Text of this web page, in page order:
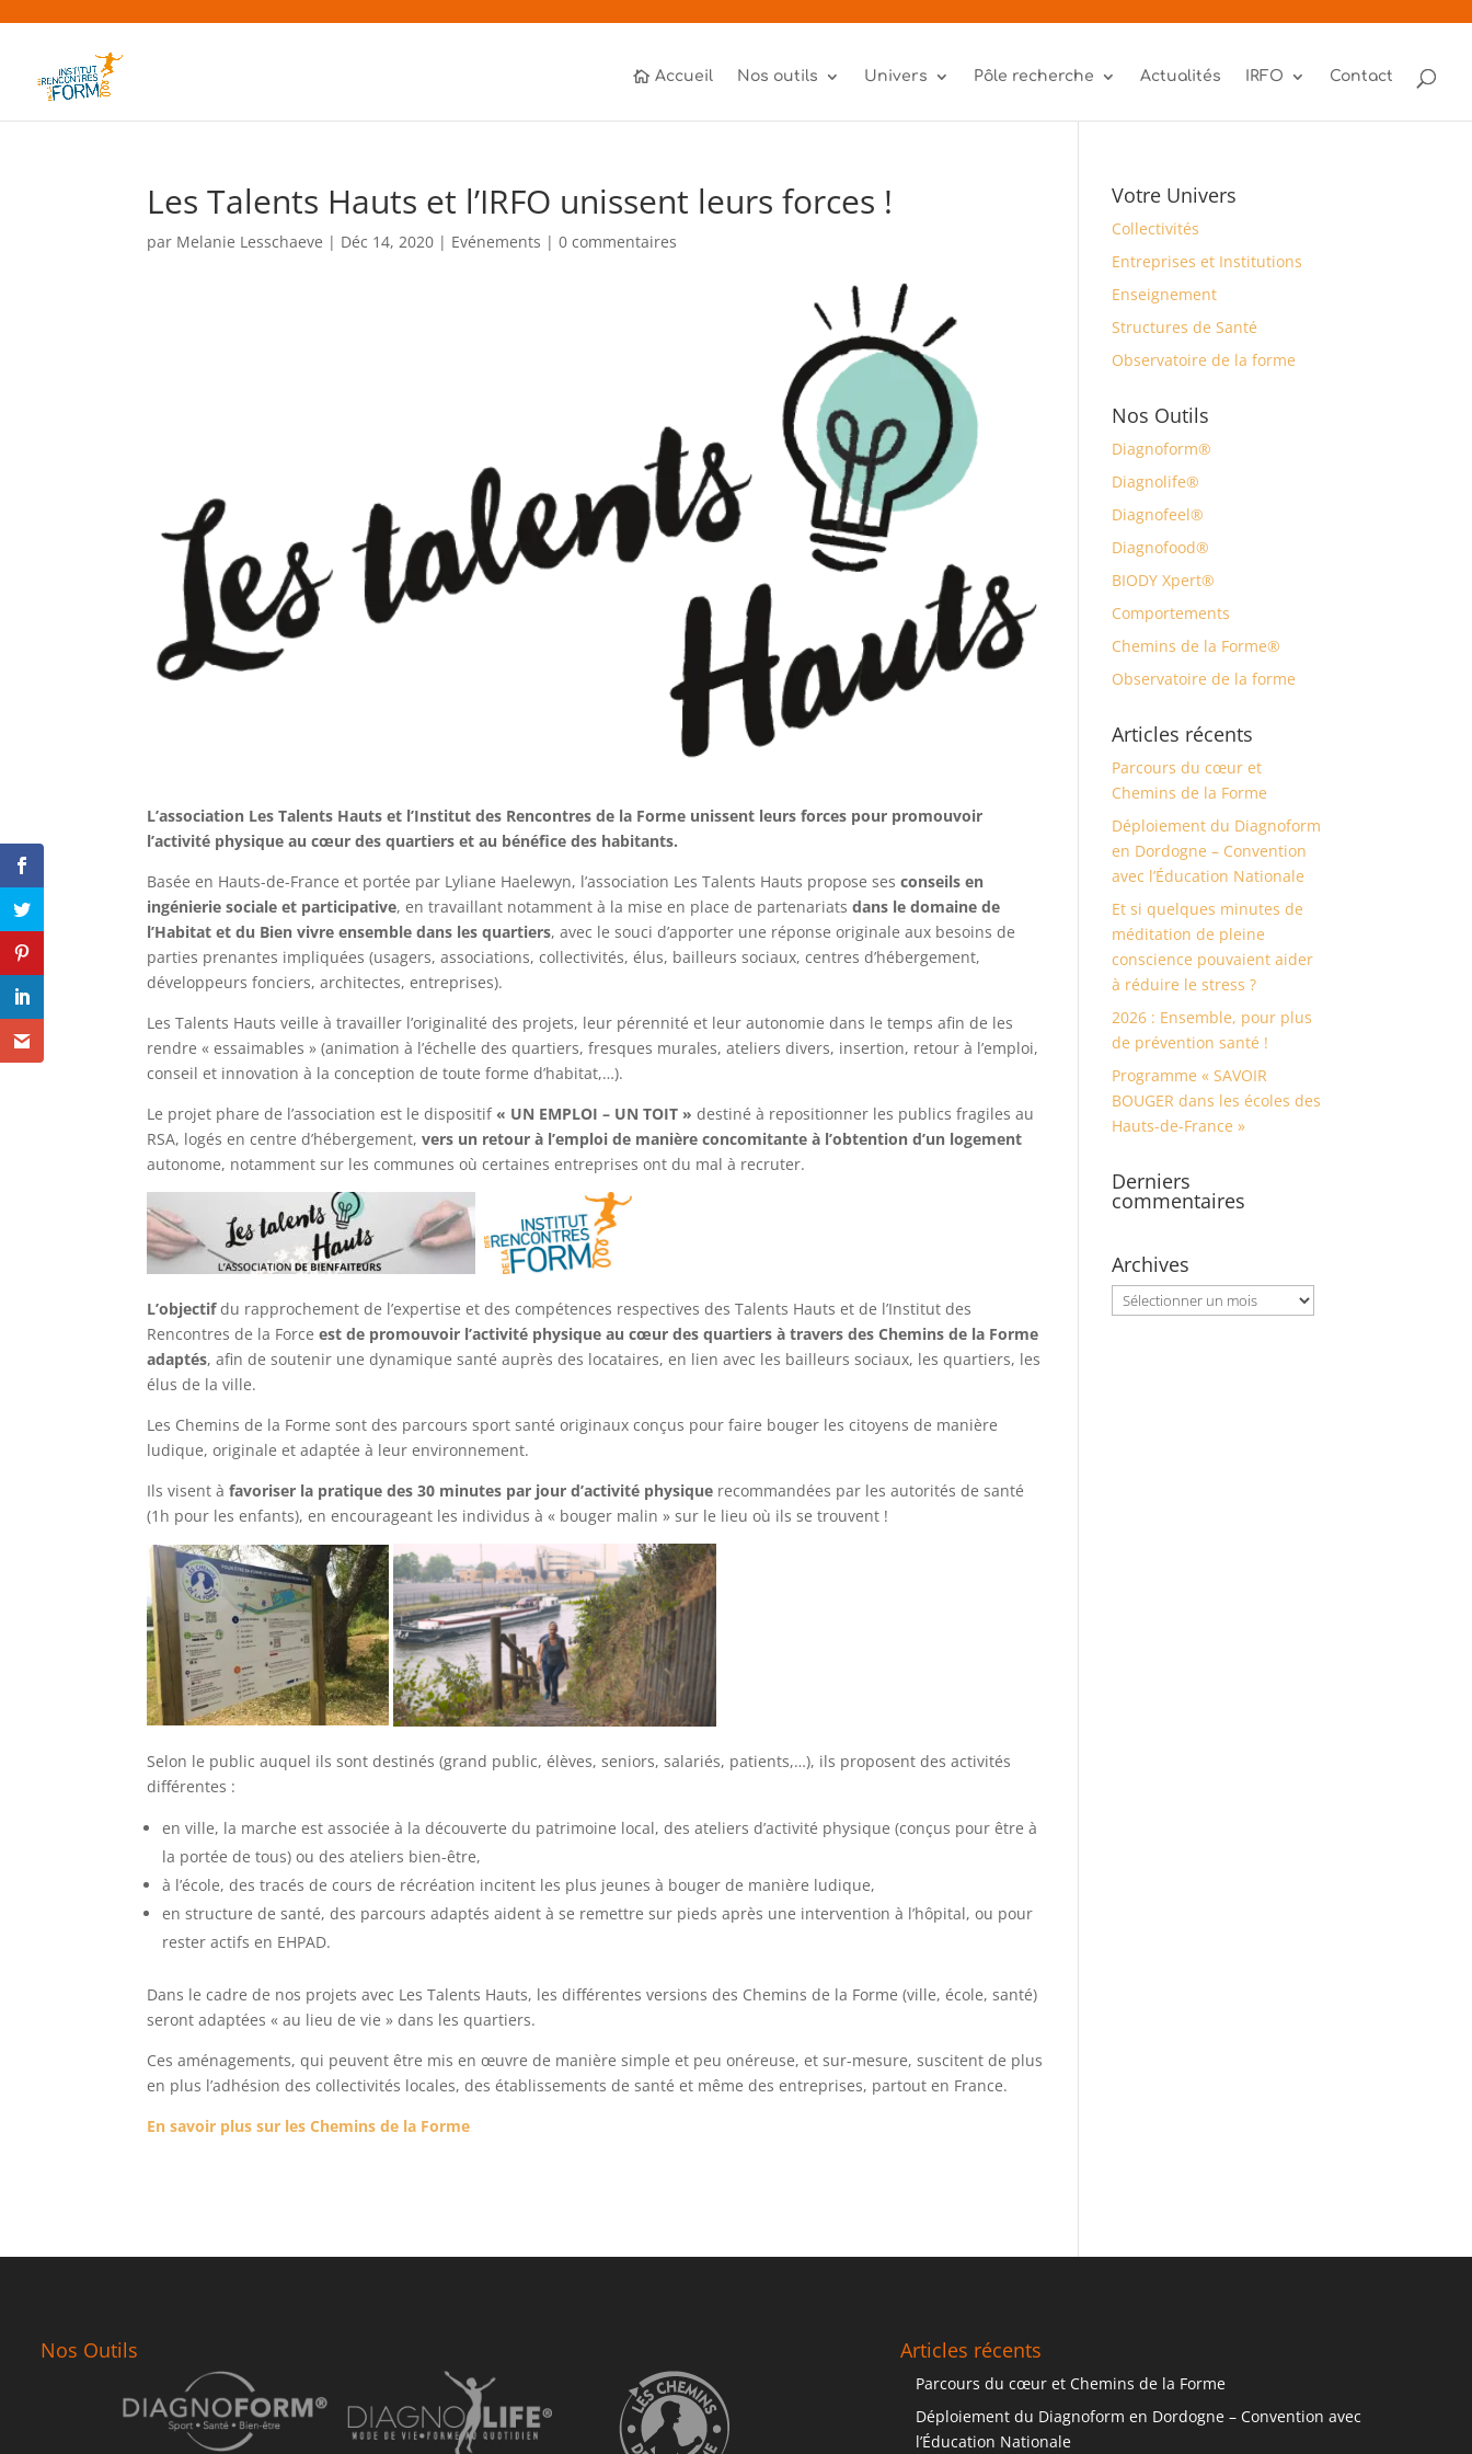
Accueil Nos outils Univers Pôle recherche Actualités IRFO Contact
Les Talents Hauts et l’IRFO unissent leurs forces !
par Melanie Lesschaeve | Déc 14, 2020 | Evénements |0 commentaires
L’association Les Talents Hauts et l’Institut des Rencontres de la Forme unissent leurs forces pour promouvoir
l’activité physique au cœur des quartiers et au bénéfice des habitants.
Basée en Hauts-de-France et portée par Lyliane Haelewyn, l’association Les Talents Hauts propose sesconseils en
ingénierie sociale et participative, en travaillant notamment à la mise en place de partenariatsdans le domaine de
l’Habitat et du Bien vivre ensemble dans les quartiers, avec le souci d’apporter une réponse originale aux besoins de
parties prenantes impliquées (usagers, associations, collectivités, élus, bailleurs sociaux, centres d’hébergement,
développeurs fonciers, architectes, entreprises).
Les Talents Hauts veille à travailler l’originalité des projets, leur pérennité et leur autonomie dans le temps afin de les
rendre « essaimables » (animation à l’échelle des quartiers, fresques murales, ateliers divers, insertion, retour à l’emploi,
conseil et innovation à la conception de toute forme d’habitat,…).
Le projet phare de l’association est le dispositif « UN EMPLOI – UN TOIT » destiné à repositionner les publics fragiles au
RSA, logés en centre d’hébergement,vers un retour à l’emploi de manière concomitante à l’obtention d’un logement
autonome, notamment sur les communes où certaines entreprises ont du mal à recruter.
L’objectifdu rapprochement de l’expertise et des compétences respectives des Talents Hauts et de l’Institut des
Rencontres de la Forceest de promouvoir l’activité physique au cœur des quartiers à travers des Chemins de la Forme
adaptés, afin de soutenir une dynamique santé auprès des locataires, en lien avec les bailleurs sociaux, les quartiers, les
élus de la ville.
Les Chemins de la Forme sont des parcours sport santé originaux conçus pour faire bouger les citoyens de manière
ludique, originale et adaptée à leur environnement.
Ils visent àfavoriser la pratique des 30 minutes par jour d’activité physique recommandées par les autorités de santé
(1h pour les enfants), en encourageant les individus à « bouger malin » sur le lieu où ils se trouvent !
Selon le public auquel ils sont destinés (grand public, élèves, seniors, salariés, patients,…), ils proposent des activités
différentes :
en ville, la marche est associée à la découverte du patrimoine local, des ateliers d’activité physique (conçus pour être à
la portée de tous) ou des ateliers bien-être,
à l’école, des tracés de cours de récréation incitent les plus jeunes à bouger de manière ludique,
en structure de santé, des parcours adaptés aident à se remettre sur pieds après une intervention à l’hôpital, ou pour
rester actifs en EHPAD.
Dans le cadre de nos projets avec Les Talents Hauts, les différentes versions des Chemins de la Forme (ville, école, santé)
seront adaptées « au lieu de vie » dans les quartiers.
Ces aménagements, qui peuvent être mis en œuvre de manière simple et peu onéreuse, et sur-mesure, suscitent de plus
en plus l’adhésion des collectivités locales, des établissements de santé et même des entreprises, partout en France.
En savoir plus sur les Chemins de la Forme
Votre Univers
Collectivités
Entreprises et Institutions
Enseignement
Structures de Santé
Observatoire de la forme
Nos Outils
Diagnoform®
Diagnolife®
Diagnofeel®
Diagnofood®
BIODY Xpert®
Comportements
Chemins de la Forme®
Observatoire de la forme
Articles récents
Parcours du cœur et
Chemins de la Forme
Déploiement du Diagnoform
en Dordogne – Convention
avec l’Éducation Nationale
Et si quelques minutes de
méditation de pleine
conscience pouvaient aider
à réduire le stress ?
2026 : Ensemble, pour plus
de prévention santé !
Programme « SAVOIR
BOUGER dans les écoles des
Hauts-de-France »
Derniers
commentaires
Archives
Archives
Nos Outils Articles récents
Parcours du cœur et Chemins de la Forme
Déploiement du Diagnoform en Dordogne – Convention avec
l’Éducation Nationale